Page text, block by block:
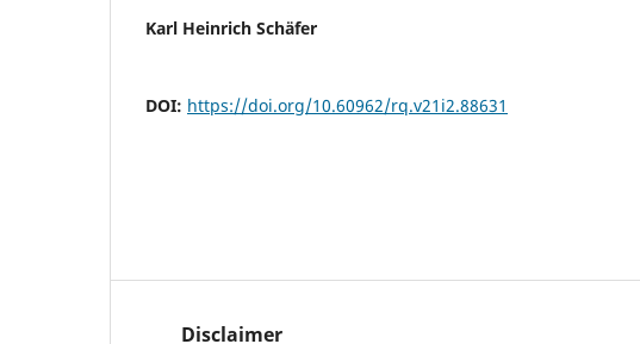
Karl Heinrich Schäfer
DOI: https://doi.org/10.60962/rq.v21i2.88631
Disclaimer